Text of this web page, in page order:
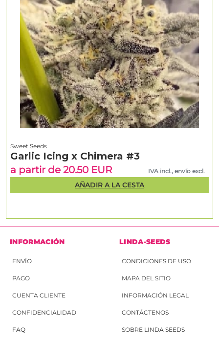
Sweet Seeds
Garlic Icing x Chimera #3
a partir de 20.50 EUR
IVA incl., envío excl.
AÑADIR A LA CESTA
INFORMACIÓN
ENVÍO
PAGO
CUENTA CLIENTE
CONFIDENCIALIDAD
FAQ
LINDA-SEEDS
CONDICIONES DE USO
MAPA DEL SITIO
INFORMACIÓN LEGAL
CONTÁCTENOS
SOBRE LINDA SEEDS